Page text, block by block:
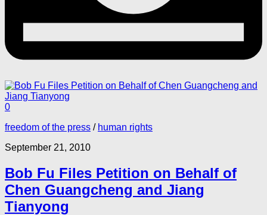
0
freedom of the press / human rights
September 21, 2010
Bob Fu Files Petition on Behalf of
Chen Guangcheng and Jiang
Tianyong